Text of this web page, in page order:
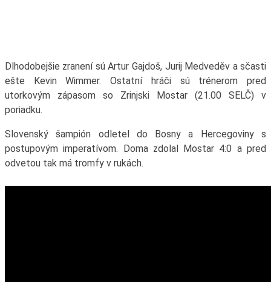
Dlhodobejšie zranení sú Artur Gajdoš, Jurij Medveděv a sčasti
ešte Kevin Wimmer. Ostatní hráči sú trénerom pred
utorkovým zápasom so Zrinjski Mostar (21.00 SELČ) v
poriadku.
Slovenský šampión odletel do Bosny a Hercegoviny s
postupovým imperatívom. Doma zdolal Mostar 4:0 a pred
odvetou tak má tromfy v rukách.